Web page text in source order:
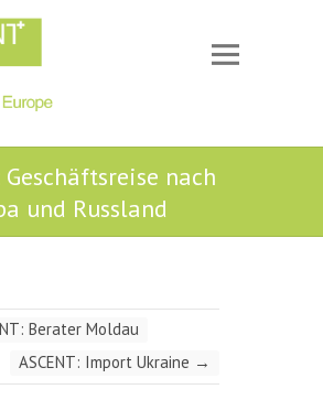
Geschäftsreise nach
und Russland
Berater Moldau
ASCENT: Import Ukraine →